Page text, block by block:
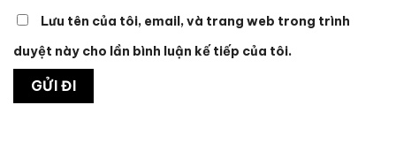
Lưu tên của tôi, email, và trang web trong trình
duyệt này cho lần bình luận kế tiếp của tôi.